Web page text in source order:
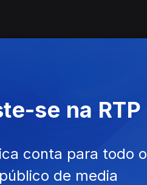
se na RTP
conta para todo o
de media